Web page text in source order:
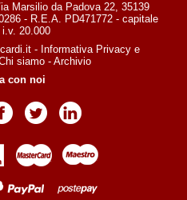
Marsilio da Padova 22, 35139
- R.E.A. PD471772 - capitale
20.000
- Informativa Privacye
siamo - Archivio
con noi
Facebook
Pagina TwitterPagina LinkedIn